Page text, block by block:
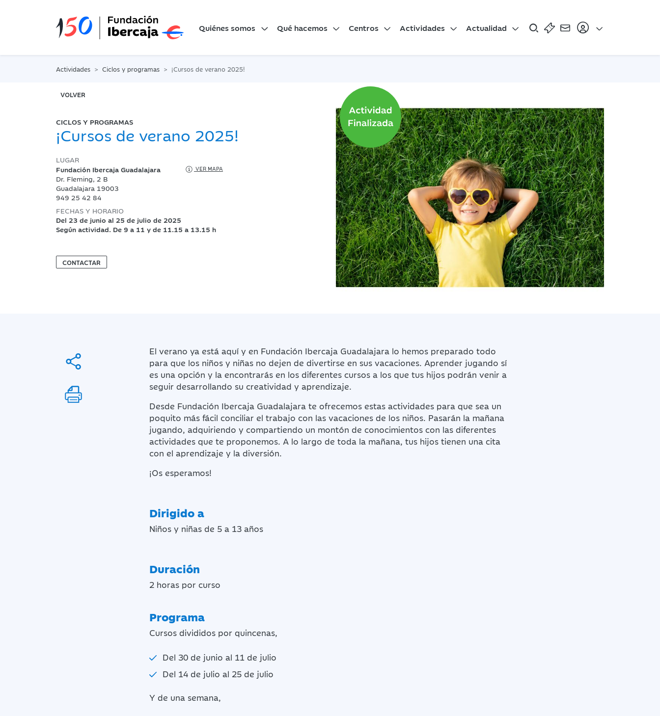
Quiénes somos Qué hacemos Centros Actividades Actualidad
Actividades Ciclos y programas ¡Cursos de verano 2025!
VOLVER
CICLOS Y PROGRAMAS
¡Cursos de verano 2025!
LUGAR
Fundación Ibercaja Guadalajara
VER MAPA
Dr. Fleming, 2 B
Guadalajara 19003
949 25 42 84
FECHAS Y HORARIO
Del 23 de junio al 25 de julio de 2025
Según actividad. De 9 a 11 y de 11.15 a 13.15 h
CONTACTAR
El verano ya está aquí y en Fundación Ibercaja Guadalajara lo hemos preparado todo
para que los niños y niñas no dejen de divertirse en sus vacaciones. Aprender jugando sí
es una opción y la encontrarás en los diferentes cursos a los que tus hijos podrán venir a
seguir desarrollando su creatividad y aprendizaje.
Desde Fundación Ibercaja Guadalajara te ofrecemos estas actividades para que sea un
poquito más fácil conciliar el trabajo con las vacaciones de los niños. Pasarán la mañana
jugando, adquiriendo y compartiendo un montón de conocimientos con las diferentes
actividades que te proponemos. A lo largo de toda la mañana, tus hijos tienen una cita
con el aprendizaje y la diversión.
¡Os esperamos!
Dirigido a
Niños y niñas de 5 a 13 años
Duración
2 horas por curso
Programa
Cursos divididos por quincenas,
Del 30 de junio al 11 de julio
Del 14 de julio al 25 de julio
Y de una semana,